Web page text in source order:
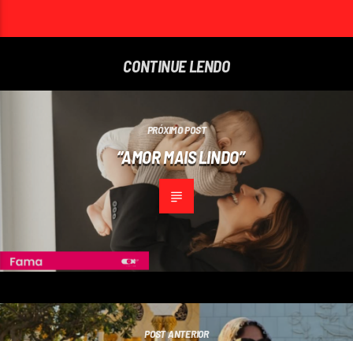
CONTINUE LENDO
PRÓXIMO POST
“AMOR MAIS LINDO”
POST ANTERIOR